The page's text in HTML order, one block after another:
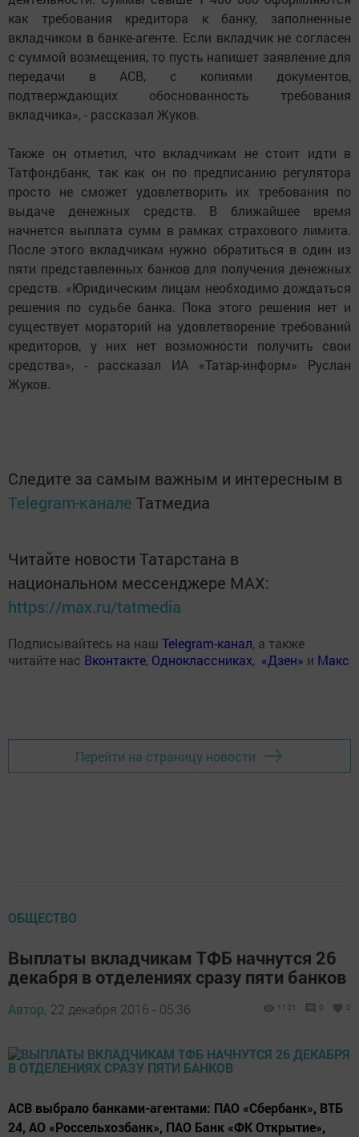
как требования кредитора к банку, заполненные
вкладчиком в банке-агенте. Если вкладчик не согласен
с суммой возмещения, то пусть напишет заявление для
передачи в АСВ, с копиями документов,
подтверждающих обоснованность требования
вкладчика», - рассказал Жуков.
Также он отметил, что вкладчикам не стоит идти в
Татфондбанк, так как он по предписанию регулятора
просто не сможет удовлетворить их требования по
выдаче денежных средств. В ближайшее время
начнется выплата сумм в рамках страхового лимита.
После этого вкладчикам нужно обратиться в один из
пяти представленных банков для получения денежных
средств. «Юридическим лицам необходимо дождаться
решения по судьбе банка. Пока этого решения нет и
существует мораторий на удовлетворение требований
кредиторов, у них нет возможности получить свои
средства», - рассказал ИА «Татар-информ» Руслан
Жуков.
Следите за самым важным и интересным в
Telegram-канале Татмедиа
Читайте новости Татарстана в
национальном мессенджере MАХ:
https://max.ru/tatmedia
Подписывайтесь на наш Telegram-канал, а также
читайте нас Вконтакте, Одноклассниках, «Дзен» и Макс
Перейти на страницу новости
ОБЩЕСТВО
Выплаты вкладчикам ТФБ начнутся 26
декабря в отделениях сразу пяти банков
Автор, 22 декабря 2016 - 05:36 1101 0 0
АСВ выбрало банками-агентами: ПАО «Сбербанк», ВТБ
24, АО «Россельхозбанк», ПАО Банк «ФК Открытие»,